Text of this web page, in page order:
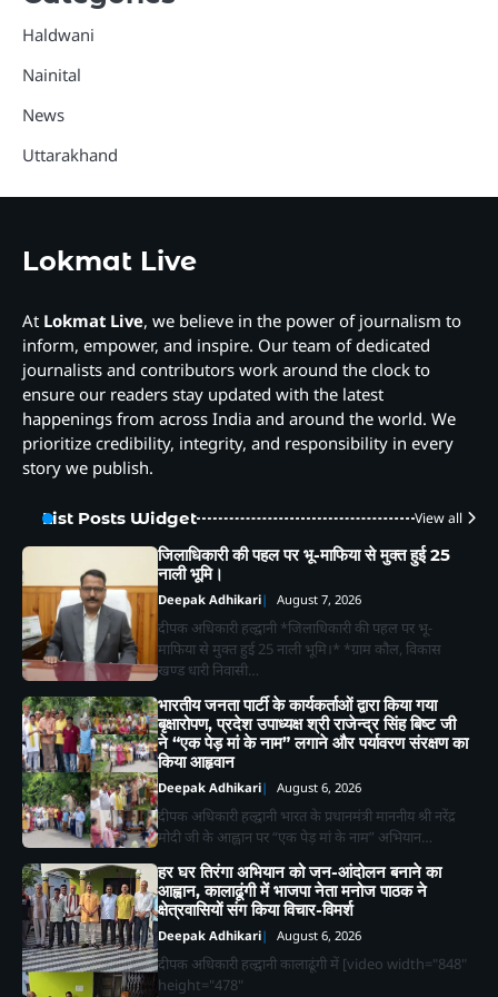
Haldwani
Nainital
News
Uttarakhand
Lokmat Live
At Lokmat Live, we believe in the power of journalism to
inform, empower, and inspire. Our team of dedicated
journalists and contributors work around the clock to
ensure our readers stay updated with the latest
happenings from across India and around the world. We
prioritize credibility, integrity, and responsibility in every
story we publish.
List Posts Widget View all
जिलाधिकारी की पहल पर भू-माफिया से मुक्त हुई 25
नाली भूमि।
Deepak Adhikari August 7, 2026
दीपक अधिकारी हल्द्वानी *जिलाधिकारी की पहल पर भू-
माफिया से मुक्त हुई 25 नाली भूमि।* *ग्राम कौल, विकास
खण्ड धारी निवासी…
भारतीय जनता पार्टी के कार्यकर्ताओं द्वारा किया गया
बृक्षारोपण, प्रदेश उपाध्यक्ष श्री राजेन्द्र सिंह बिष्ट जी
ने “एक पेड़ मां के नाम” लगाने और पर्यावरण संरक्षण का
किया आहृवान
Deepak Adhikari August 6, 2026
दीपक अधिकारी हल्द्वानी भारत के प्रधानमंत्री माननीय श्री नरेंद्र
मोदी जी के आह्वान पर “एक पेड़ मां के नाम” अभियान…
हर घर तिरंगा अभियान को जन-आंदोलन बनाने का
आह्वान, कालाढूंगी में भाजपा नेता मनोज पाठक ने
क्षेत्रवासियों संग किया विचार-विमर्श
Deepak Adhikari August 6, 2026
दीपक अधिकारी हल्द्वानी कालाढूंगी में [video width="848"
height="478"